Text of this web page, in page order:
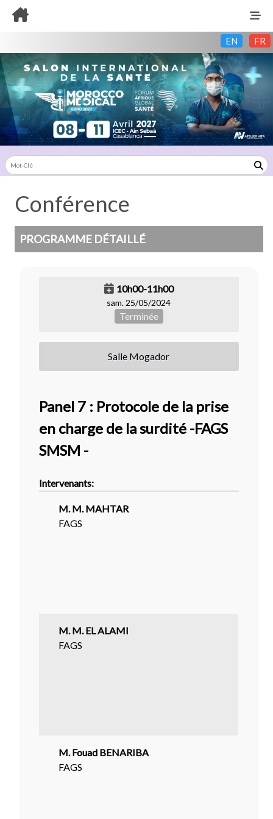
EN FR
Conférence
PROGRAMME
10h00-11h00
sam. 25/05/2024
Terminée
Salle Mogador
Panel 7 : Protocole de la prise
en charge de la surdité -FAGS
SMSM -
Intervenants:
M. M. MAHTAR
FAGS
M. M. EL ALAMI
FAGS
M. Fouad BENARIBA
FAGS